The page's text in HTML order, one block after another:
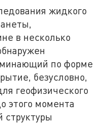
жидкого
в несколько
по форме
безусловно,
геофизического
этого момента
структуры